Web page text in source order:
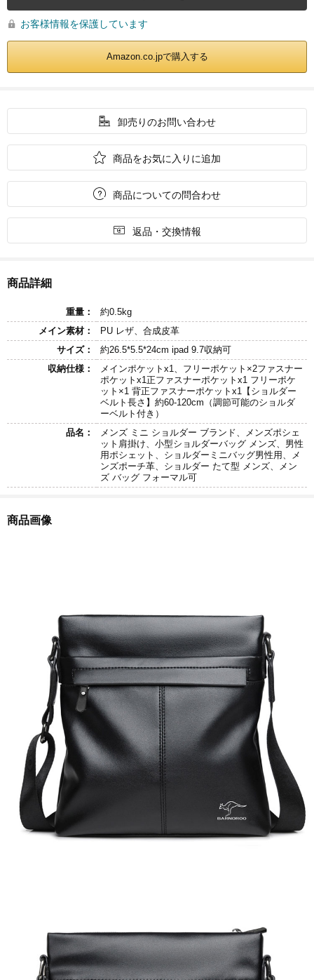
 お客様情報を保護しています
Amazon.co.jpで購入する
 卸売りのお問い合わせ
 商品をお気に入りに追加
 商品についての問合わせ
 返品・交換情報
商品詳細
重量：
約0.5kg
メイン素材：
PU レザ、合成皮革
サイズ：
約26.5*5.5*24cm ipad 9.7収納可
収納仕様：
メインポケットx1、フリーポケット×2ファスナー
ポケットx1正ファスナーポケットx1 フリーポケ
ット×1 背正ファスナーポケットx1【ショルダー
ベルト長さ】約60-120cm（調節可能のショルダ
ーベルト付き）
品名：
メンズ ミニ ショルダー ブランド、メンズポシェ
ット肩掛け、小型ショルダーバッグ メンズ、男性
用ポシェット、ショルダーミニバッグ男性用、メ
ンズポーチ革、ショルダー たて型 メンズ、メン
ズ バッグ フォーマル可
商品画像